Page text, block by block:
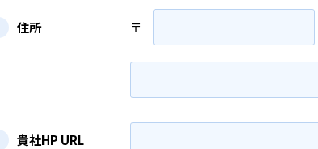
住所 〒
貴社HP URL